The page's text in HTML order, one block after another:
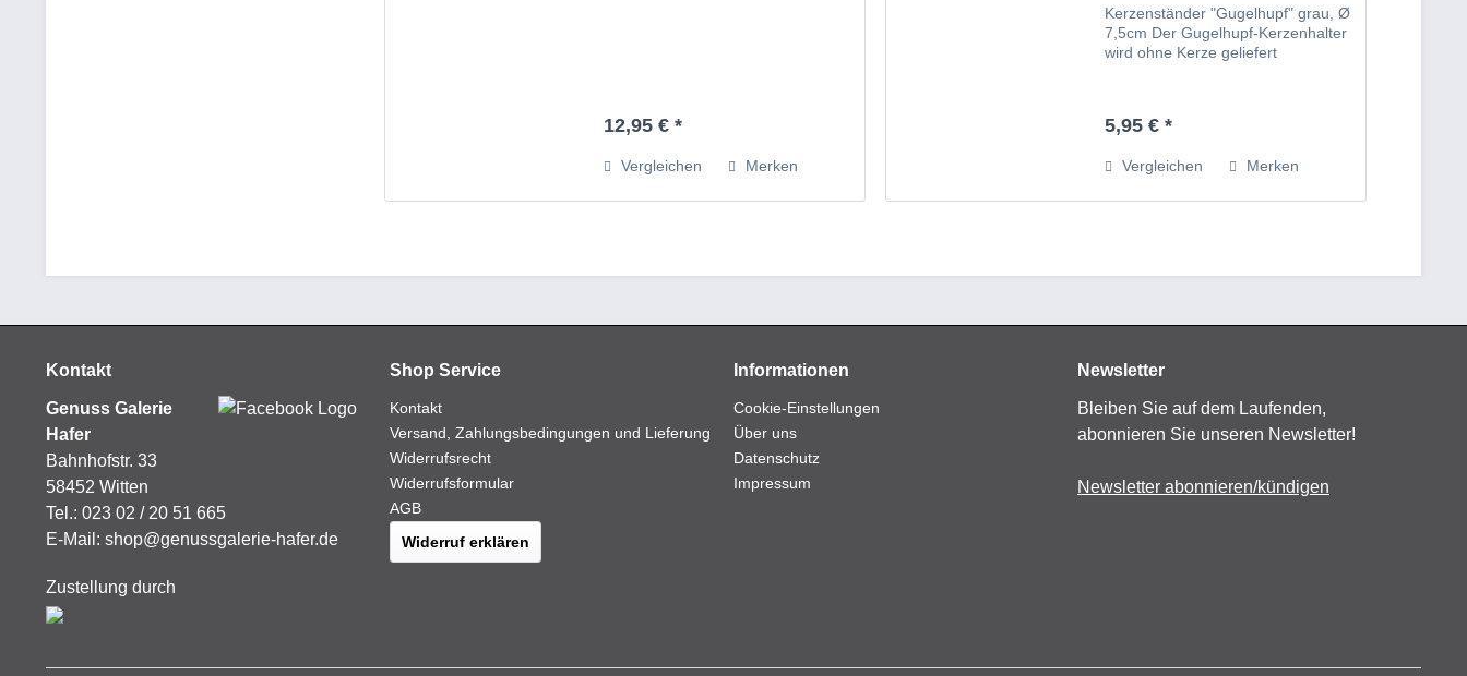
12,95 € *
Vergleichen Merken
Kerzenständer "Gugelhupf" grau, Ø
7,5cm Der Gugelhupf-Kerzenhalter
wird ohne Kerze geliefert
5,95 € *
Vergleichen Merken
Kontakt
Genuss Galerie
Hafer
Bahnhofstr. 33
58452 Witten
Tel.: 023 02 / 20 51 665
E-Mail: shop@genussgalerie-hafer.de
Zustellung durch
Shop Service
Kontakt
Versand, Zahlungsbedingungen und Lieferung
Widerrufsrecht
Widerrufsformular
AGB
Widerruf erklären
Informationen
Cookie-Einstellungen
Über uns
Datenschutz
Impressum
Newsletter
Bleiben Sie auf dem Laufenden,
abonnieren Sie unseren Newsletter!
Newsletter abonnieren/kündigen